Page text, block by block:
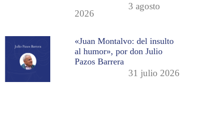
3 agosto
2026
«Juan Montalvo: del insulto
al humor», por don Julio
Pazos Barrera
31 julio 2026